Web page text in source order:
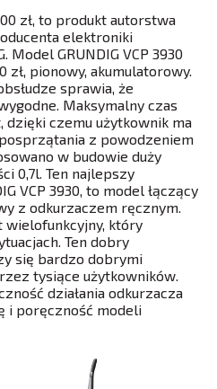
zł, to produkt autorstwa
elektroniki
Model GRUNDIG VCP 3930
pionowy, akumulatorowy.
sprawia, że
Maksymalny czas
dzięki czemu użytkownik ma
z powodzeniem
w budowie duży
0,7l. Ten najlepszy
VCP 3930, to model łączący
z odkurzaczem ręcznym.
który
Ten dobry
się bardzo dobrymi
tysiące użytkowników.
działania odkurzacza
i poręczność modeli